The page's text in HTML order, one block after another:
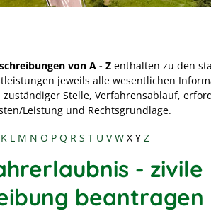
von A - Z enthalten zu den
jeweils alle wesentlichen
zuständiger Stelle, Verfahrensablauf,
Leistung und Rechtsgrundlage.
K L M N O P Q R S T U V W X Y Z
- zivile
beantragen